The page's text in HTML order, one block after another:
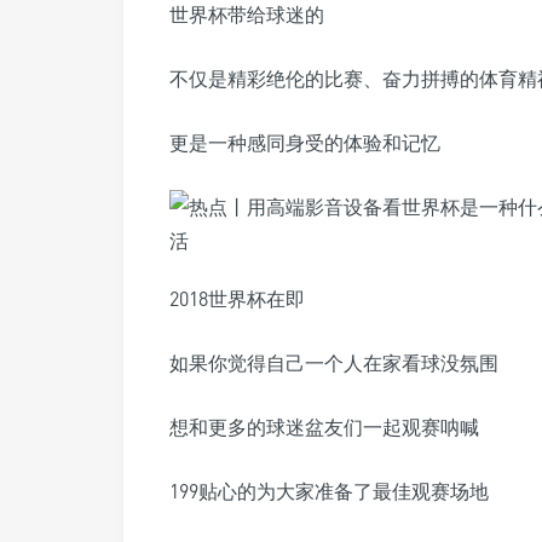
世界杯带给球迷的
不仅是精彩绝伦的比赛、奋力拼搏的体育精
更是一种感同身受的体验和记忆
2018世界杯在即
如果你觉得自己一个人在家看球没氛围
想和更多的球迷盆友们一起观赛呐喊
199贴心的为大家准备了最佳观赛场地